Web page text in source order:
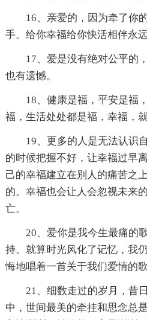
16、亲爱的，因为牵了你
手。给你幸福给你快活相伴永
17、爱是没有绝对公平的
也有遗憾。
18、健康是福，平安是福
福，生活处处都是福，幸福，
19、更多的人是无法认识
的时候把握不好，让幸福过早
己的幸福建立在别人的痛苦之
的。幸福也会让人会忽视未来
亡。
20、爱你是我今生最痛的
持。就算时光风化了记忆，我
悔地唱着一首关于我们爱情的歌
21、细数走过的岁月，昔
中，世间最美的牵挂和思念总